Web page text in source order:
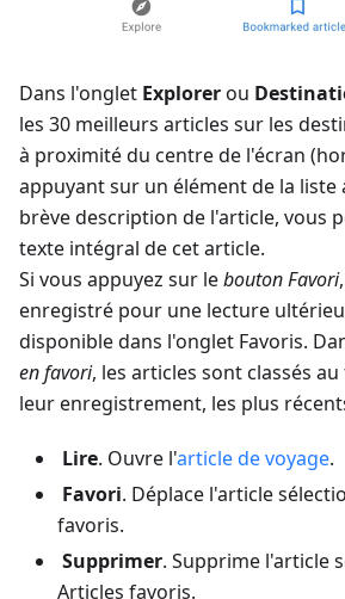
Dans l'onglet Explorerou
les 30 meilleurs articles sur les
à proximité du centre de l'écran
appuyant sur un élément de la liste
brève description de l'article, vous
texte intégral de cet article.
Si vous appuyez sur lebouton Favori
enregistré pour une lecture
disponible dans l'onglet Favoris.
en favori, les articles sont classés
leur enregistrement, les plus
Lire. Ouvre l'article de voyage.
Favori. Déplace l'article
favoris.
Supprimer. Supprime l'article
Articles favoris.